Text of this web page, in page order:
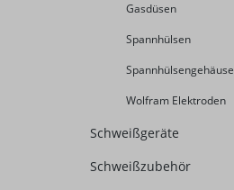
Gasdüsen
Spannhülsen
Spannhülsengehäuse
Wolfram Elektroden
Schweißgeräte
Schweißzubehör